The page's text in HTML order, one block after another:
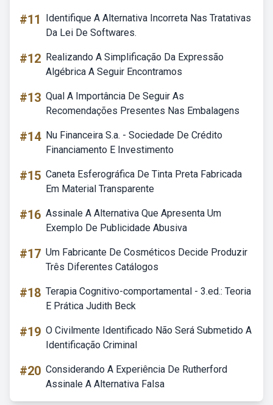
#11
Identifique A Alternativa Incorreta Nas Tratativas
Da Lei De Softwares.
#12 Realizando A Simplificação Da Expressão
Algébrica A Seguir Encontramos
#13 Qual A Importância De Seguir As
Recomendações Presentes Nas Embalagens
#14 Nu Financeira S.a. - Sociedade De Crédito
Financiamento E Investimento
#15 Caneta Esferográfica De Tinta Preta Fabricada
Em Material Transparente
#16 Assinale A Alternativa Que Apresenta Um
Exemplo De Publicidade Abusiva
#17 Um Fabricante De Cosméticos Decide Produzir
Três Diferentes Catálogos
#18 Terapia Cognitivo-comportamental - 3.ed.: Teoria
E Prática Judith Beck
#19 O Civilmente Identificado Não Será Submetido A
Identificação Criminal
#20 Considerando A Experiência De Rutherford
Assinale A Alternativa Falsa